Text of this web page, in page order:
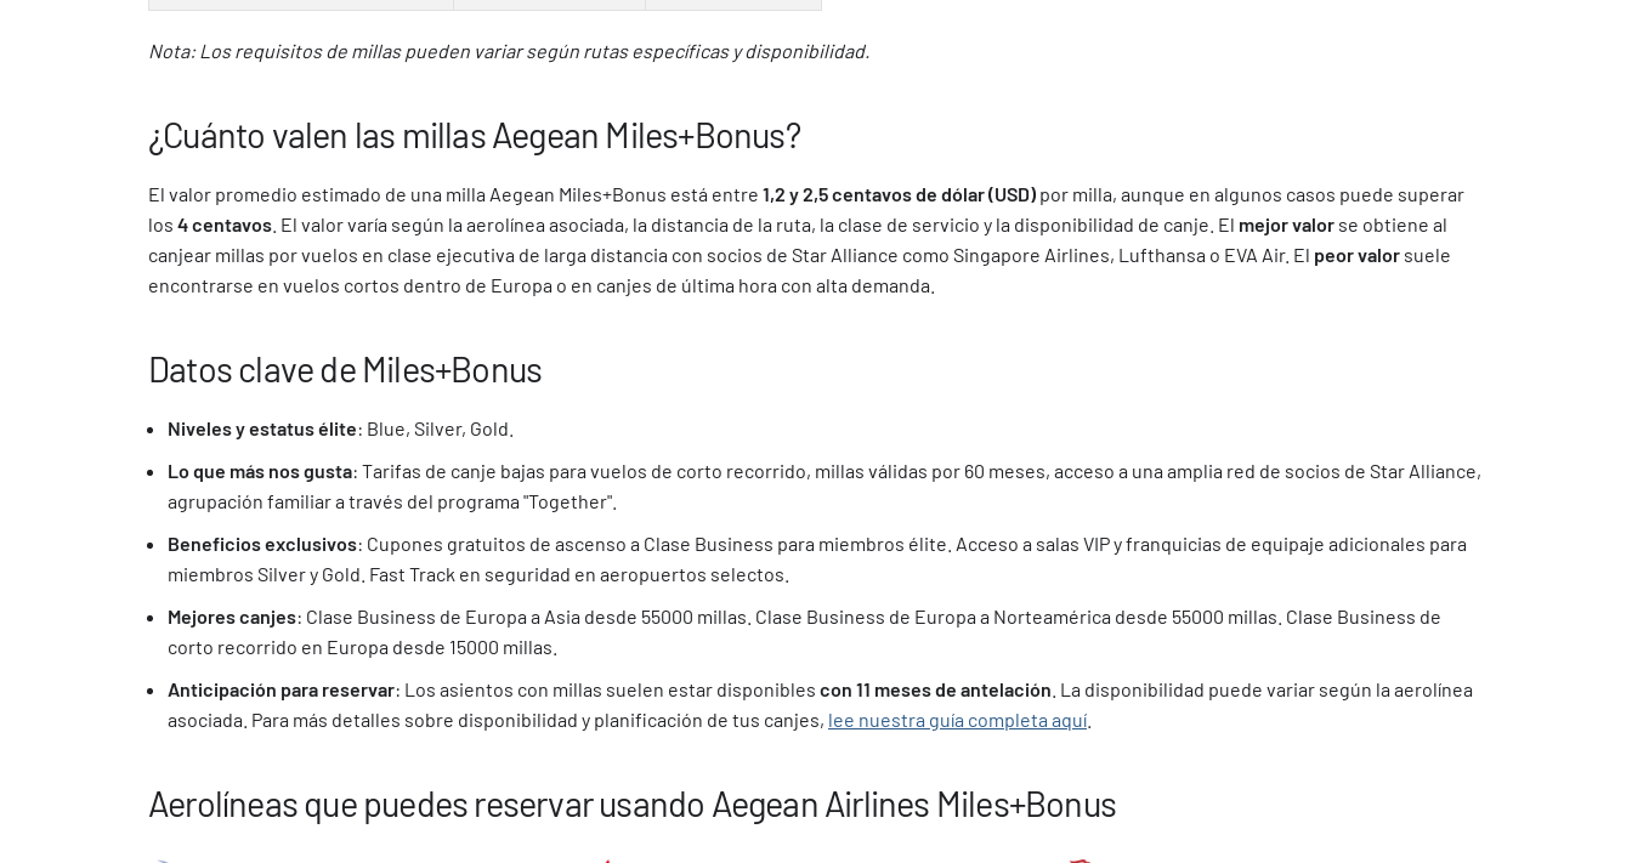
Nota: Los requisitos de millas pueden variar según rutas específicas y disponibilidad.
¿Cuánto valen las millas Aegean Miles+Bonus?
El valor promedio estimado de una milla Aegean Miles+Bonus está entre 1,2 y 2,5 centavos de dólar (USD) por milla, aunque en algunos casos puede superar
los 4 centavos . El valor varía según la aerolínea asociada, la distancia de la ruta, la clase de servicio y la disponibilidad de canje. El mejor valor se obtiene al
canjear millas por vuelos en clase ejecutiva de larga distancia con socios de Star Alliance como Singapore Airlines, Lufthansa o EVA Air. El peor valor suele
encontrarse en vuelos cortos dentro de Europa o en canjes de última hora con alta demanda.
Datos clave de Miles+Bonus
Niveles y estatus élite: Blue, Silver, Gold.
Lo que más nos gusta: Tarifas de canje bajas para vuelos de corto recorrido, millas válidas por 60 meses, acceso a una amplia red de socios de Star Alliance,
agrupación familiar a través del programa "Together".
Beneficios exclusivos: Cupones gratuitos de ascenso a Clase Business para miembros élite. Acceso a salas VIP y franquicias de equipaje adicionales para
miembros Silver y Gold. Fast Track en seguridad en aeropuertos selectos.
Mejores canjes: Clase Business de Europa a Asia desde 55000 millas. Clase Business de Europa a Norteamérica desde 55000 millas. Clase Business de
corto recorrido en Europa desde 15000 millas.
Anticipación para reservar: Los asientos con millas suelen estar disponibles con 11 meses de antelación . La disponibilidad puede variar según la aerolínea
asociada. Para más detalles sobre disponibilidad y planificación de tus canjes, lee nuestra guía completa aquí
Aerolíneas que puedes reservar usando Aegean Airlines Miles+Bonus